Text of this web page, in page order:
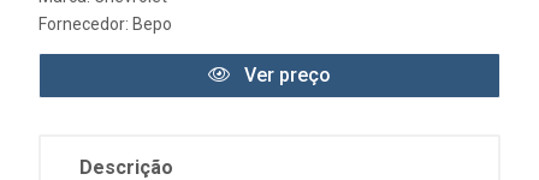
Fornecedor: Bepo
Ver preço
Descrição